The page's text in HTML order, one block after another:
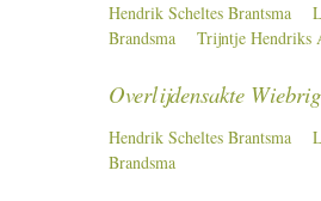
Hendrik Scheltes Brantsma
Brandsma
Trijntje Hendriks
Overlijdensakte
Hendrik Scheltes Brantsma
Brandsma